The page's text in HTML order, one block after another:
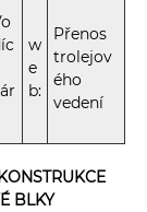
w
e
b:
Přenos
trolejov
ého
vedení
BLKY